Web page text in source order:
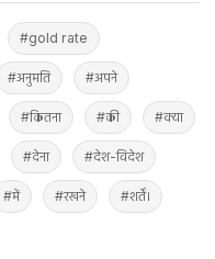
#gold rate
#अनुमति #अपने
#कितना #की #क्या
#देना #देश-विदेश
#में #रखने #शर्तें।